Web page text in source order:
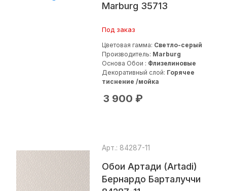
Marburg 35713
Под заказ
Цветовая гамма: Светло-серый
Производитель: Marburg
Основа Обои : Флизелиновые
Декоративный слой: Горячее
тиснение /мойка
3 900 ₽
Обои Артади (Artadi)
Бернардо Барталуччи
Арт.: 84287-11